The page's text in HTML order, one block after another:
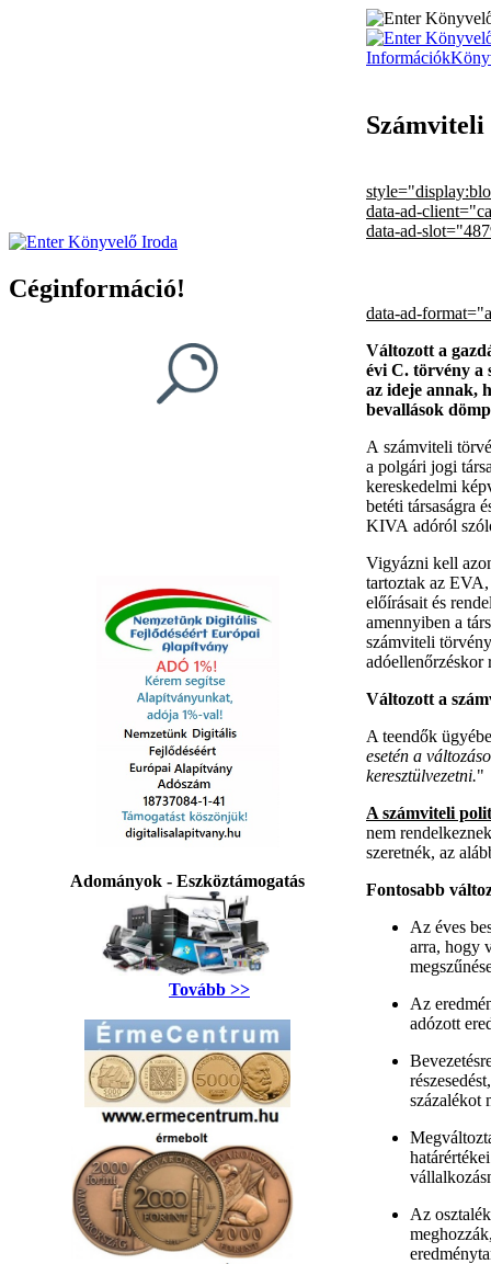
Céginformáció!
Adományok - Eszköztámogatás
Tovább >>
Információk
data-ad-
data-ad-
data-ad-
Változott a
évi C. törvény a
az ideje annak,
bevallások
A számviteli
a polgári jogi
kereskedelmi
betéti társaságra
KIVA adóról
Vigyázni kell
tartoztak az
előírásait és
amennyiben a
számviteli
adóellenőrzéskor
Változott a
A teendők
esetén a
keresztülvezetni."
A számviteli
nem
szeretnék, az
Fontosabb
Az éves
arra, hogy
Az
adózott
százalékot
Az